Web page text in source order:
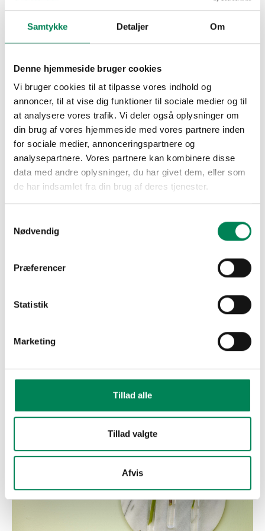
Samtykke Detaljer Om
Denne hjemmeside bruger cookies
Vi bruger cookies til at tilpasse vores indhold og
annoncer, til at vise dig funktioner til sociale medier og til
at analysere vores trafik. Vi deler også oplysninger om
din brug af vores hjemmeside med vores partnere inden
for sociale medier, annonceringspartnere og
analysepartnere. Vores partnere kan kombinere disse
data med andre oplysninger, du har givet dem, eller som
de har indsamlet fra din brug af deres tjenester.
Nødvendig
Præferencer
Statistik
Marketing
Tillad alle
Tillad valgte
Afvis